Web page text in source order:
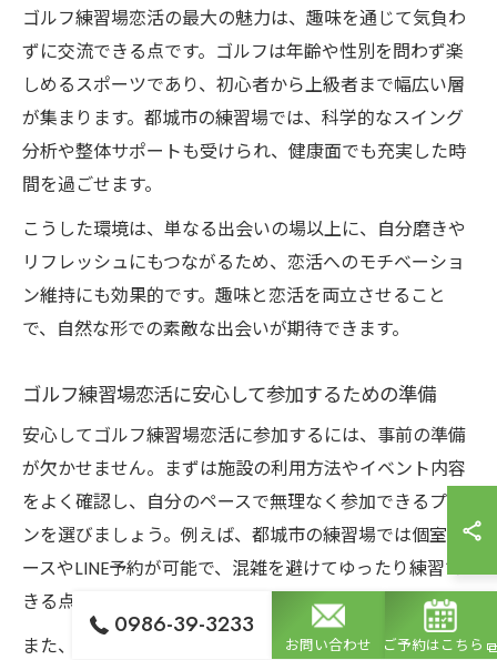
ゴルフ練習場恋活の最大の魅力は、趣味を通じて気負わ
ずに交流できる点です。ゴルフは年齢や性別を問わず楽
しめるスポーツであり、初心者から上級者まで幅広い層
が集まります。都城市の練習場では、科学的なスイング
分析や整体サポートも受けられ、健康面でも充実した時
間を過ごせます。
こうした環境は、単なる出会いの場以上に、自分磨きや
リフレッシュにもつながるため、恋活へのモチベーショ
ン維持にも効果的です。趣味と恋活を両立させること
で、自然な形での素敵な出会いが期待できます。
ゴルフ練習場恋活に安心して参加するための準備
安心してゴルフ練習場恋活に参加するには、事前の準備
が欠かせません。まずは施設の利用方法やイベント内容
をよく確認し、自分のペースで無理なく参加できるプラ
ンを選びましょう。例えば、都城市の練習場では個室ブ
ースやLINE予約が可能で、混雑を避けてゆったり練習で
きる点が安心材料です。
また、服装や持ち物の準備も重要で、動きやすい服装や
0986-39-3233
お問い合わせ ご予約はこちら